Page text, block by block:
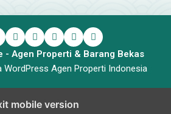
- Agen Properti & Barang Bekas
WordPress Agen Properti Indonesia
mobile version